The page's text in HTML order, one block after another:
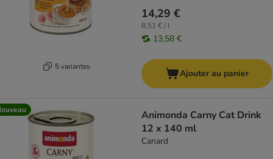
5 variantes
14,29 €
8,51 € / l
13,58 €
Ajouter au panier
Animonda Carny Cat Drink
12 x 140 ml
Canard